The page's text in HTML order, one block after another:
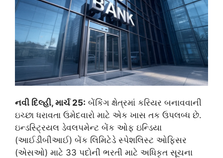
નવી દિલ્હી, માર્ચ 25: બેંકિંગ ક્ષેત્રમાં કરિયર બનાવવાની
ઇચ્છા ધરાવતા ઉમેદવારો માટે એક ખાસ તક ઉપલબ્ધ છે.
ઇન્ડસ્ટ્રિયલ ડેવલપમેન્ટ બેંક ઓફ ઇન્ડિયા
(આઈડીબીઆઈ) બેંક લિમિટેડે સ્પેશલિસ્ટ ઓફિસર
(એસઓ) માટે 33 પદોની ભરતી માટે અધિકૃત સૂચના